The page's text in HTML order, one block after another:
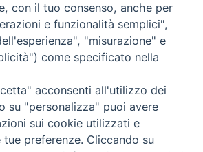
- Tutti i diritti riservati - Vita
con il tuo consenso, anche per
e funzionalità semplici",
"misurazione" e
come specificato nella
acconsenti all'utilizzo dei
su "personalizza" puoi avere
sui cookie utilizzati e
tue preferenze. Cliccando su